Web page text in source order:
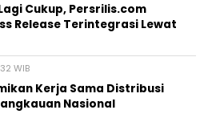
Cukup, Persrilis.com
Release Terintegrasi Lewat
WIB
Kerja Sama Distribusi
Nasional